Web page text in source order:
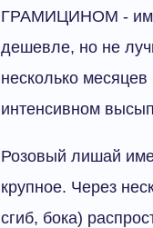
ГРАМИЦИНОМ -
дешевле, но не
несколько
интенсивном
Розовый лишай
крупное. Через
сгиб, бока)